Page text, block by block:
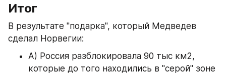
Итог
В результате "подарка", который Медведев
сделал Норвегии:
А) Россия разблокировала 90 тыс км2,
которые до того находились в "серой" зоне